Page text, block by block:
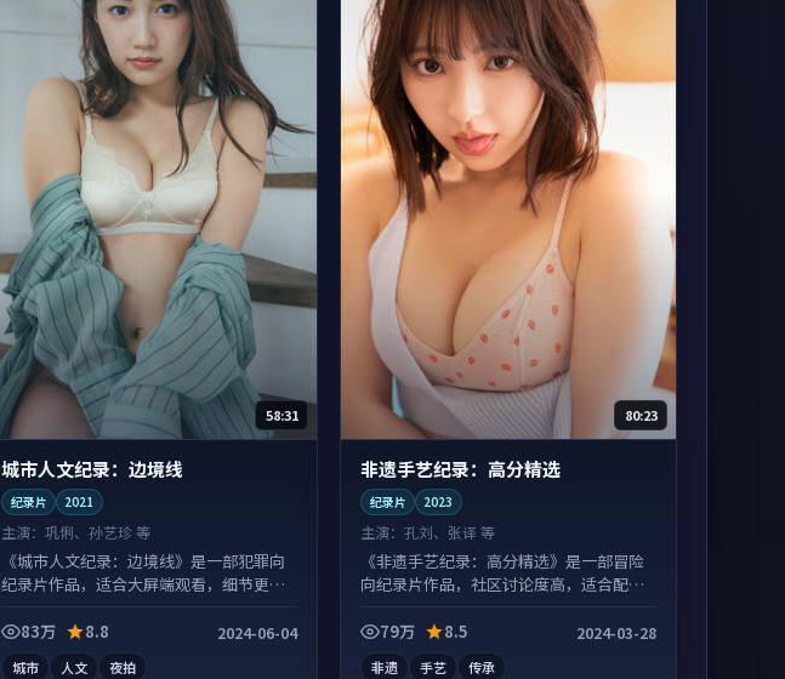
58:31
城市人文纪录：边境线
纪录片 2021
主演：巩俐、孙艺珍 等
《城市人文纪录：边境线》是一部犯罪向
纪录片作品，适合大屏端观看，细节更丰
83万
8.8 2024-06-04
城市 人文 夜拍
80:23
非遗手艺纪录：高分精选
纪录片 2023
主演：孔刘、张译 等
《非遗手艺纪录：高分精选》是一部冒险
向纪录片作品，社区讨论度高，适合配弹
79万
8.5 2024-03-28
非遗 手艺 传承